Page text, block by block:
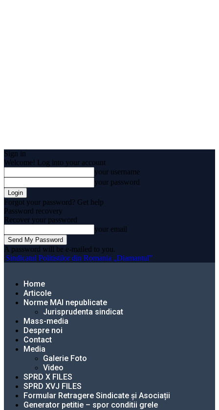
Sign in
Welcome! Log into your account
your username
your password
Forgot your password? Get help
Password recovery
Recover your password
your email
A password will be e-mailed to you.
Sindicatul Politistilor din Romania „Diamantul”
Home
Articole
Norme MAI nepublicate
Jurisprudenta sindicat
Mass-media
Despre noi
Contact
Media
Galerie Foto
Video
SPRD X FILES
SPRD XVJ FILES
Formular Retragere Sindicate și Asociații
Generator petitie – spor conditii grele